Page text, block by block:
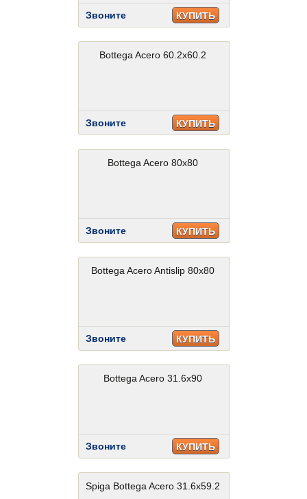
Звоните КУПИТЬ
Bottega Acero 60.2x60.2
Звоните КУПИТЬ
Bottega Acero 80x80
Звоните КУПИТЬ
Bottega Acero Antislip 80x80
Звоните КУПИТЬ
Bottega Acero 31.6x90
Звоните КУПИТЬ
Spiga Bottega Acero 31.6x59.2